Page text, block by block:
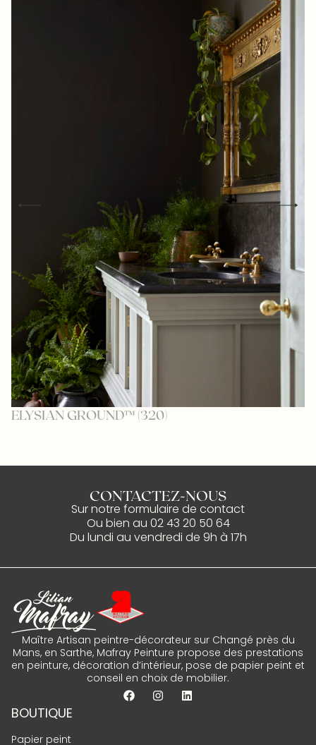
ELYSIAN GROUND™ (320)
CONTACTEZ-NOUS
Sur notre formulaire de contact
Ou bien au 02 43 20 50 64
Du lundi au vendredi de 9h à 17h
Maître Artisan peintre-décorateur sur Changé près du
Mans, en Sarthe, Mafray Peinture propose des prestations
en peinture, décoration d’intérieur, pose de papier peint et
conseil en choix de mobilier.
BOUTIQUE
Papier peint